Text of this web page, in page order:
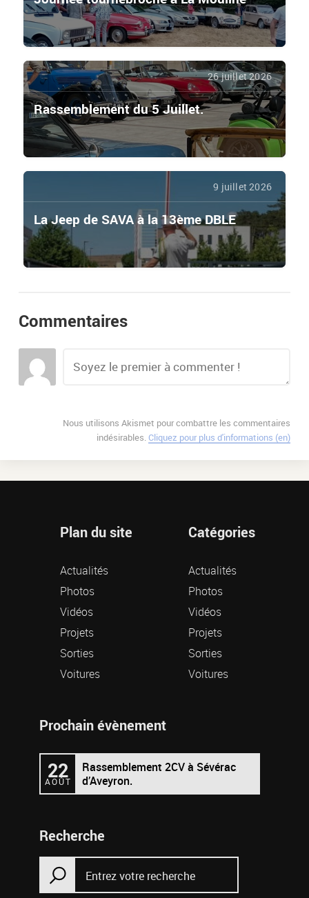
26 juillet 2026
Rassemblement du 5 Juillet.
9 juillet 2026
La Jeep de SAVA à la 13ème DBLE
Commentaires
Nous utilisons Akismet pour combattre les commentaires
indésirables.Cliquez pour plus d'informations (en)
Plan du site
Actualités
Photos
Vidéos
Projets
Sorties
Voitures
Catégories
Actualités
Photos
Vidéos
Projets
Sorties
Voitures
Prochain évènement
22
AOÛT
Rassemblement 2CV à Sévérac
d’Aveyron.
Recherche